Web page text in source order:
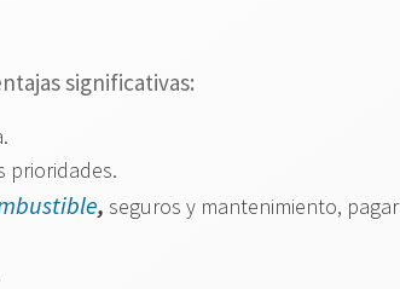
significativas:
prioridades.
, seguros y mantenimiento, pagar